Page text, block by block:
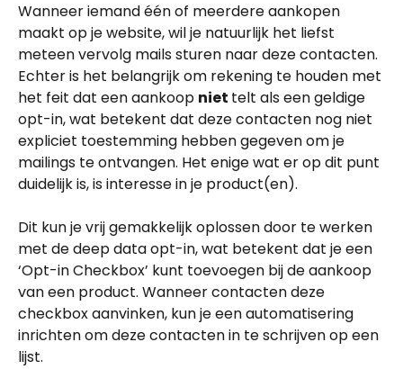
Wanneer iemand één of meerdere aankopen
maakt op je website, wil je natuurlijk het liefst
meteen vervolg mails sturen naar deze contacten.
Echter is het belangrijk om rekening te houden met
het feit dat een aankoop niet telt als een geldige
opt-in, wat betekent dat deze contacten nog niet
expliciet toestemming hebben gegeven om je
mailings te ontvangen. Het enige wat er op dit punt
duidelijk is, is interesse in je product(en).
Dit kun je vrij gemakkelijk oplossen door te werken
met de deep data opt-in, wat betekent dat je een
‘Opt-in Checkbox’ kunt toevoegen bij de aankoop
van een product. Wanneer contacten deze
checkbox aanvinken, kun je een automatisering
inrichten om deze contacten in te schrijven op een
lijst.